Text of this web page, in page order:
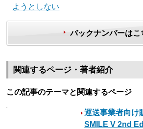
ようとしない
バックナンバーはこ
関連するページ・著者紹介
この記事のテーマと関連するページ
運送事業者向け
SMILE V 2nd